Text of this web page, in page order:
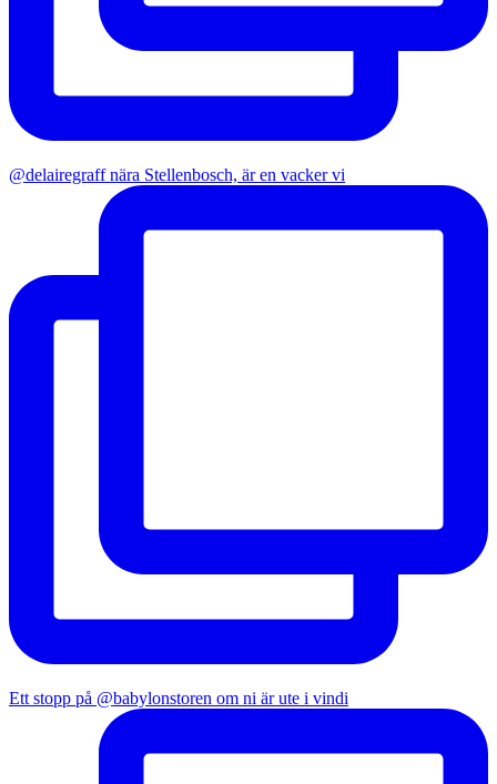
@delairegraff nära Stellenbosch, är en vacker vi
Ett stopp på @babylonstoren om ni är ute i vindi